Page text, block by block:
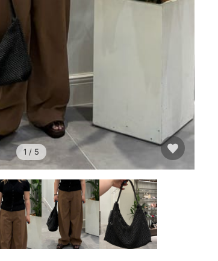
1 / 5